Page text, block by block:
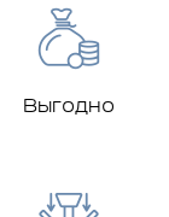
Выгодно